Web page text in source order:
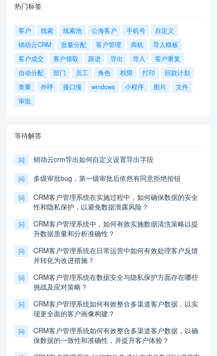
热门标签
客户 线索 线索池 公海客户 手机号
自定义
销动云CRM
批量分配 客户管理 商机
导入模板
客户成交
客户领取 跟进 导出 导入
客户重复
自动分配
部门 员工 角色 权限 打印
回款计划
查重
外呼 接口慢 windows 小程序 图片
文件
审批
等待解答
问 销动云crm导出如何自定义设置导出字段
问 多级审批bug，第一级审批后依然有同意拒绝按钮
问
CRM客户管理系统在实施过程中，如何确保数据的安全
性和隐私保护，以避免数据泄露风险？
问
CRM客户管理系统中，如何有效实施数据清洗策略以提
升数据质量和分析准确性？
问
CRM客户管理系统在日常运营中如何有效处理客户反馈
并转化为改进措施？
问
CRM客户管理系统在数据安全与隐私保护方面存在哪些
挑战及应对策略？
问
CRM客户管理系统如何有效整合多渠道客户数据，以实
现更全面的客户画像构建？
问
CRM客户管理系统如何有效整合多渠道客户数据，以确
保数据的一致性和准确性，并提升客户体验？